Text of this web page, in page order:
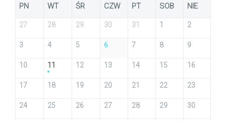
PN WT ŚR CZW PT SOB NIE
27 28 29 30 31 1 2
3 4 5 6 7 8 9
10 11 12 13 14 15 16
17 18 19 20 21 22 23
24 25 26 27 28 29 30